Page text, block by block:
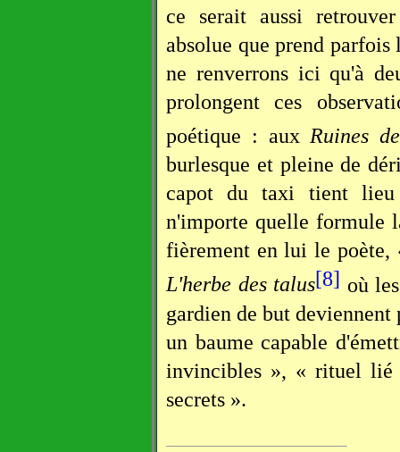
ce serait aussi
absolue que prend parfois
ne renverrons ici qu'à
prolongent ces
poétique : aux Ruines
burlesque et pleine de
capot du taxi tient
n'importe quelle formule
fièrement en lui le poète,
L'herbe des talus[8] où
gardien de but deviennent
un baume capable
invincibles », « rituel lié
secrets ».